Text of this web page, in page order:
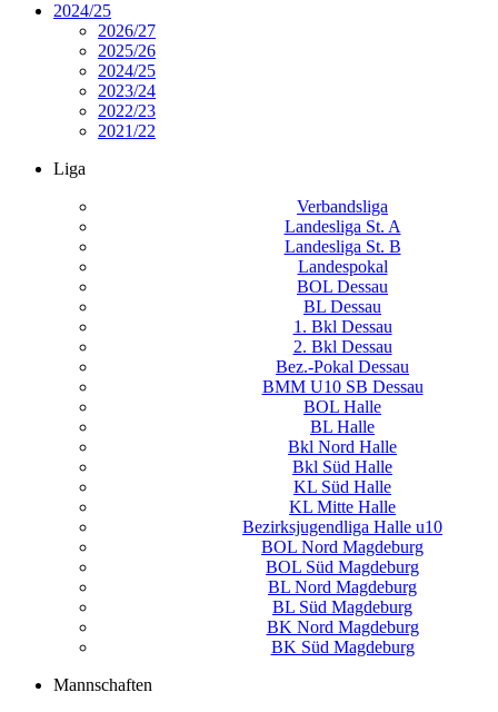
2024/25
2026/27
2025/26
2024/25
2023/24
2022/23
2021/22
Liga
Verbandsliga
Landesliga St. A
Landesliga St. B
Landespokal
BOL Dessau
BL Dessau
1. Bkl Dessau
2. Bkl Dessau
Bez.-Pokal Dessau
BMM U10 SB Dessau
BOL Halle
BL Halle
Bkl Nord Halle
Bkl Süd Halle
KL Süd Halle
KL Mitte Halle
Bezirksjugendliga Halle u10
BOL Nord Magdeburg
BOL Süd Magdeburg
BL Nord Magdeburg
BL Süd Magdeburg
BK Nord Magdeburg
BK Süd Magdeburg
Mannschaften